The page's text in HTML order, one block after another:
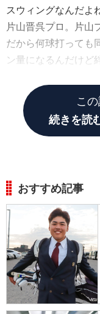
スウィングなんだよ
片山晋呉プロ。片山
だから何球打っても
ン量になるんだけど
こ
続きを読
おすすめ記事